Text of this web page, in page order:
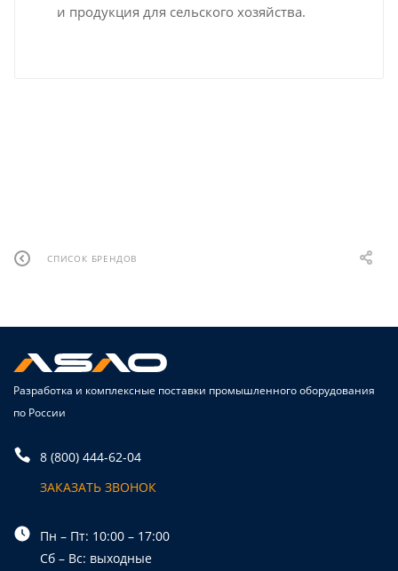
и продукция для сельского хозяйства.
СПИСОК БРЕНДОВ
Разработка и комплексные поставки промышленного оборудования
по России
8 (800) 444-62-04
ЗАКАЗАТЬ ЗВОНОК
Пн – Пт: 10:00 – 17:00
Сб – Вс: выходные